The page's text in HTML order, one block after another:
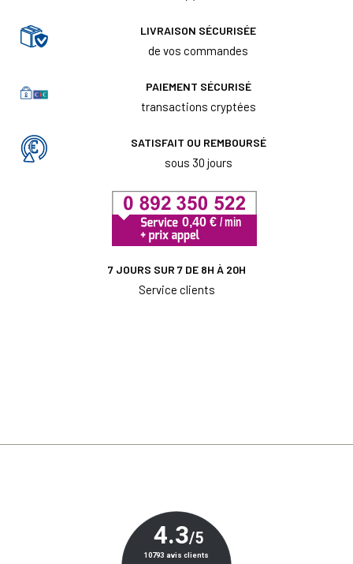
LIVRAISON SÉCURISÉE
de vos commandes
PAIEMENT SÉCURISÉ
transactions cryptées
SATISFAIT OU REMBOURSÉ
sous 30 jours
7 JOURS SUR 7 DE 8H À 20H
Service clients